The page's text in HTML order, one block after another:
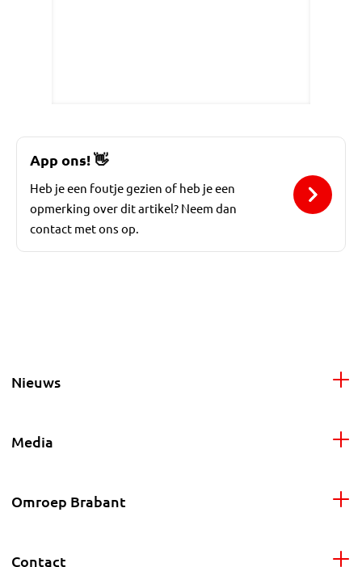
App ons!👋
Heb je een foutje gezien of heb je een
opmerking over dit artikel? Neem dan
contact met ons op.
Nieuws
Media
Omroep Brabant
Contact